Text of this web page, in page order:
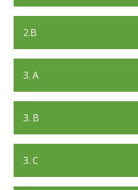
2.B
3. A
3. B
3. C